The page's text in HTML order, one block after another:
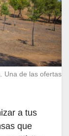
Una de las ofertas
a tus
que